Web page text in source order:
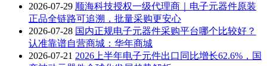
2026-07-29 顺海科技授权一级代理商｜电子元器件原装
正品全链路可追溯，批量采购更安心
2026-07-28 国内正规电子元器件采购平台哪个比较好？
认准靠谱自营商城：华年商城
2026-07-21 2026上半年电子元件出口同比增长62.6%，国